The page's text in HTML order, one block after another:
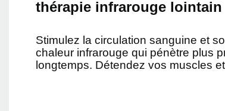
thérapie infrarouge lointain
Stimulez la circulation sanguine et
chaleur infrarouge qui pénètre plus
longtemps. Détendez vos muscles